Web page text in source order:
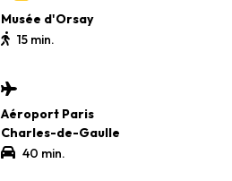
Musée d'Orsay
15 min.
Aéroport Paris
Charles-de-Gaulle
40 min.